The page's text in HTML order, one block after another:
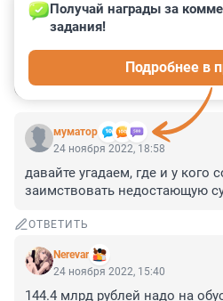
муматор
Получай награды за
задания!
Подробнее в
24 ноября 2022, 18:58
давайте угадаем, где и у кого
заимствовать недостающую
ОТВЕТИТЬ
Nerevar
24 ноября 2022, 15:40
144.4 млрд рублей надо на